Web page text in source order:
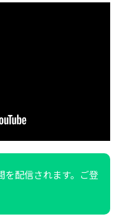
を配信されます。ご登